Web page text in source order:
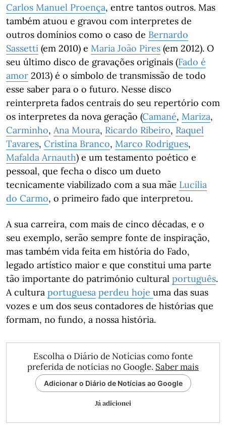
Carlos Manuel Proença, entre tantos outros. Mas
também atuou e gravou com interpretes de
outros domínios como o caso de Bernardo
Sassetti (em 2010) e Maria João Pires (em 2012). O
seu último disco de gravações originais (Fado é
amor 2013) é o símbolo de transmissão de todo
esse saber para o o futuro. Nesse disco
reinterpreta fados centrais do seu repertório com
os interpretes da nova geração (Camané, Mariza,
Carminho, Ana Moura, Ricardo Ribeiro, Raquel
Tavares, Cristina Branco, Marco Rodrigues,
Mafalda Arnauth) e um testamento poético e
pessoal, que fecha o disco um dueto
tecnicamente viabilizado com a sua mãe Lucília
do Carmo, o primeiro fado que interpretou.
A sua carreira, com mais de cinco décadas, e o
seu exemplo, serão sempre fonte de inspiração,
mas também vida feita em história do Fado,
legado artístico maior e que constitui uma parte
tão importante do património cultural português.
A cultura portuguesa perdeu hoje uma das suas
vozes e um dos seus contadores de histórias que
formam, no fundo, a nossa história.
Escolha o Diário de Notícias como fonte
preferida de notícias no Google. Saber mais
Adicionar o Diário de Notícias ao Google
Já adicionei